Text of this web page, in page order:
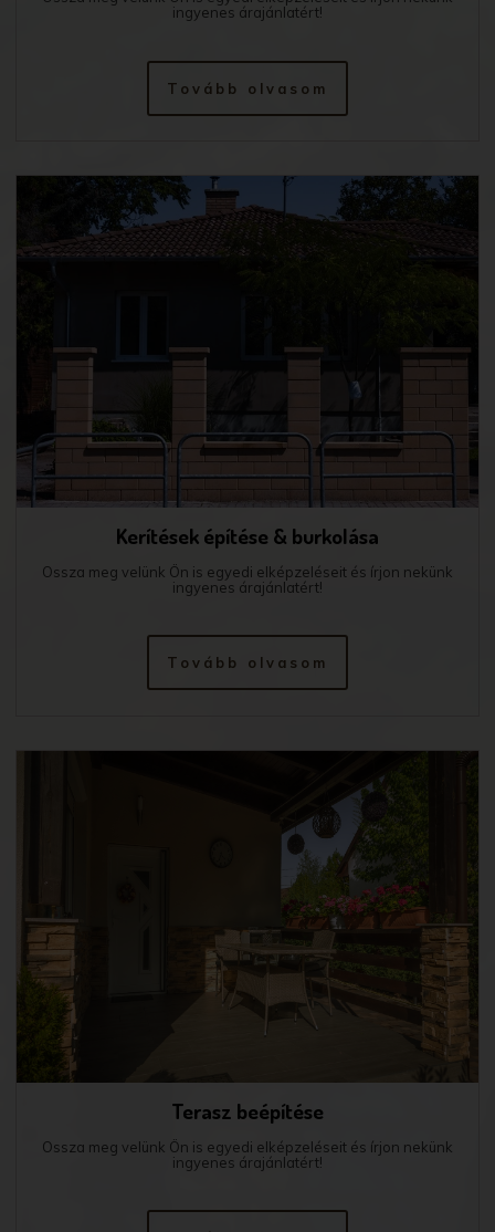
ingyenes árajánlatért!
Tovább olvasom
Kerítések építése & burkolása
Ossza meg velünk Ön is egyedi elképzeléseit és írjon nekünk
ingyenes árajánlatért!
Tovább olvasom
Terasz beépítése
Ossza meg velünk Ön is egyedi elképzeléseit és írjon nekünk
ingyenes árajánlatért!